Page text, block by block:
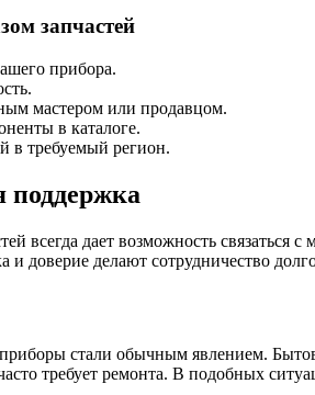
запчастей
прибора.
мастером или продавцом.
в каталоге.
в требуемый регион.
поддержка
всегда дает возможность
и доверие делают сотрудничество
стали обычным явлением.
требует ремонта. В подобных